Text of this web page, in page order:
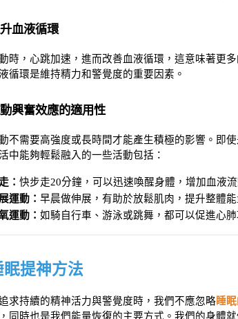
血液循環
時，心跳加速，進而改善血液循環，這意味著更
循環是維持精力和警覺度的重要因素。
興奮效應的適用性
不需要高強度或長時間才能產生積極的影響。即
中能夠輕鬆融入的一些活動包括：
： 快步走20分鐘，可以迅速喚醒身體，增加血液流
運動： 早晨做伸展，有助於放鬆肌肉，提升整體能
運動： 如騎自行車、游泳或跳舞，都可以促進心
眠提神方法
求持續的精神活力與警覺度時，我們不應忽略睡
同時也是我們能量恢復的主要方式。我們的身體